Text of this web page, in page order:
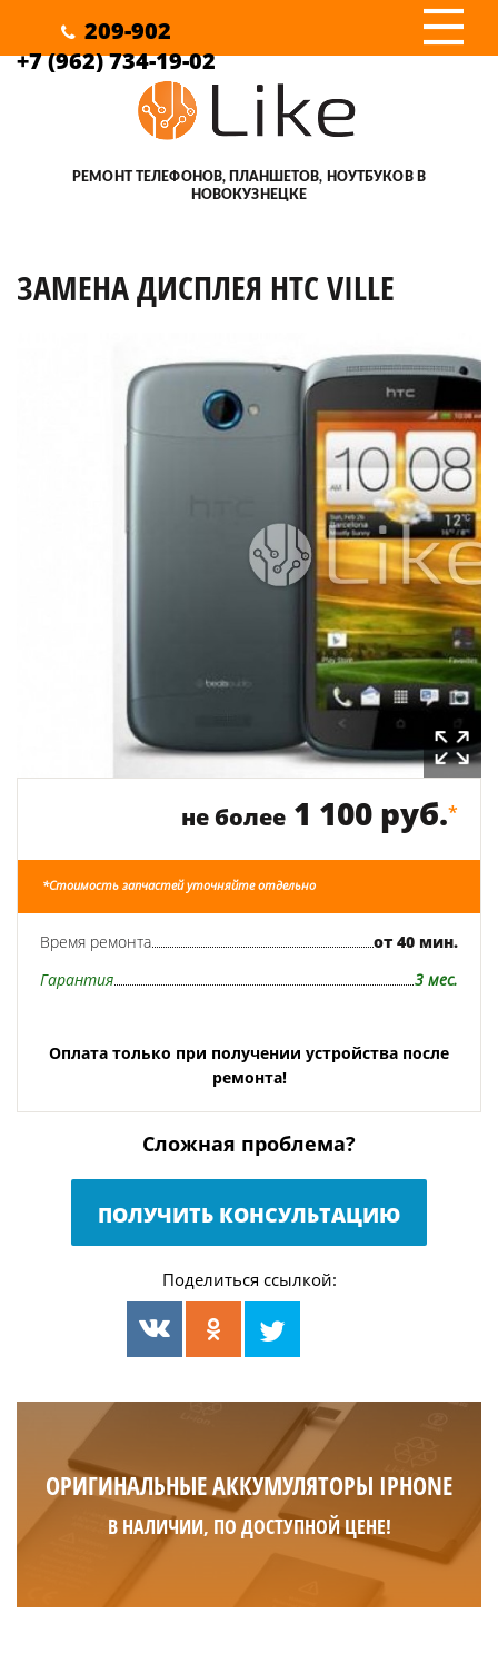
209-902
+7 (962) 734-19-02
III
РЕМОНТ ТЕЛЕФОНОВ, ПЛАНШЕТОВ, НОУТБУКОВ В
НОВОКУЗНЕЦКЕ
ЗАМЕНА ДИСПЛЕЯ HTC VILLE
не более 1 100 руб.*
*Стоимость запчастей уточняйте отдельно
Время ремонта
от 40 мин.
Гарантия
3 мес.
Оплата только при получении устройства после
ремонта!
Сложная проблема?
ПОЛУЧИТЬ КОНСУЛЬТАЦИЮ
Поделиться ссылкой:
ОРИГИНАЛЬНЫЕ АККУМУЛЯТОРЫ IPHONE
В НАЛИЧИИ, ПО ДОСТУПНОЙ ЦЕНЕ!